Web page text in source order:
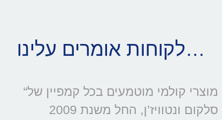
לקוחות אומרים עלינו…
“מוצרי קולמי מוטמעים בכל קמפיין של
סלקום ונטוויז’ן, החל משנת 2009